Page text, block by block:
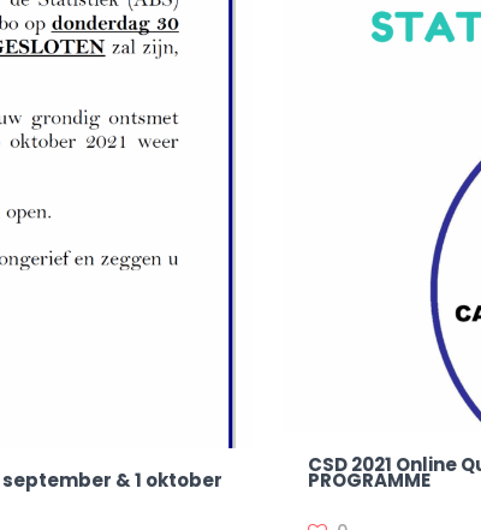
CSD 2021 Online
PROGRAMME
& 1 oktober